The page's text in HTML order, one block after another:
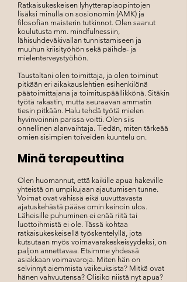
Ratkaisukeskeisen lyhytterapiaopintojen
lisäksi minulla on sosionomin (AMK) ja
filosofian maisterin tutkinnot. Olen saanut
koulutusta mm. mindfulnessiin,
lähisuhdeväkivallan tunnistamiseen ja
muuhun kriisityöhön sekä päihde- ja
mielenterveystyöhön.
Taustaltani olen toimittaja, ja olen toiminut
pitkään eri aikakauslehtien esihenkilönä
päätoimittajana ja toimituspäällikkönä. Sitäkin
työtä rakastin, mutta seuraavan ammatin
tiesin pitkään. Halu tehdä työtä mielen
hyvinvoinnin parissa voitti. Olen siis
onnellinen alanvaihtaja. Tiedän, miten tärkeää
omien sisimpien toiveiden kuuntelu on.
Minä terapeuttina
Olen huomannut, että kaikille apua hakeville
yhteistä on umpikujaan ajautumisen tunne.
Voimat ovat vähissä eikä uuvuttavasta
ajatuskehästä pääse omin keinoin ulos.
Läheisille puhuminen ei enää riitä tai
luottoihmistä ei ole. Tässä kohtaa
ratkaisukeskeisellä työskentelyllä, jota
kutsutaan myös voimavarakeskeisyydeksi, on
paljon annettavaa. Etsimme yhdessä
asiakkaan voimavaroja. Miten hän on
selvinnyt aiemmista vaikeuksista? Mitkä ovat
hänen vahvuutensa? Olisiko niistä nyt apua?